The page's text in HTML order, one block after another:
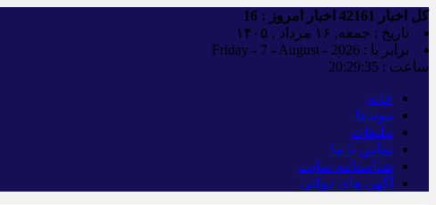
کل اخبار اخبار امروز : 16
تاریخ : جمعه, ۱۶ مرداد , ۱۴۰۵
برابر با : Friday - 7 - August - 2026
ساعت : 20:29:35
خانه
پیوندها
تبلیغات
تماس با ما
شناسنامه سایت
آگهی های دولتی